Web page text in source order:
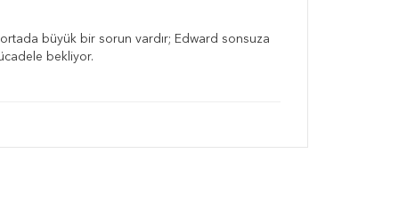
büyük bir sorun vardır; Edward sonsuza
bekliyor.